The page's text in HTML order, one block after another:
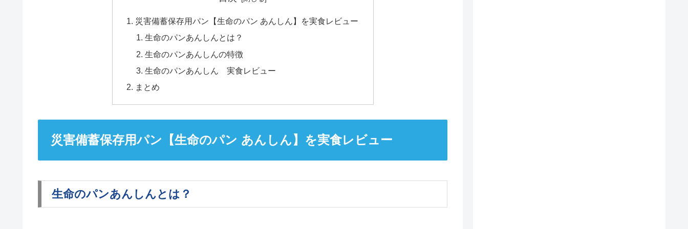
災害備蓄保存用パン【生命のパン あんしん】を実食レビュー
生命のパンあんしんとは？
生命のパンあんしんの特徴
生命のパンあんしん 実食レビュー
まとめ
災害備蓄保存用パン【生命のパン あんしん】を実食レビュー
生命のパンあんしんとは？